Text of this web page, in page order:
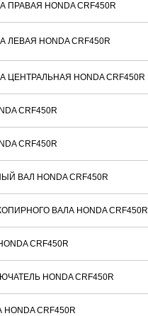
ПРАВАЯ HONDA CRF450R
ЛЕВАЯ HONDA CRF450R
ЦЕНТРАЛЬНАЯ HONDA CRF450R
CRF450R
CRF450R
ВАЛ HONDA CRF450R
ВАЛА HONDA CRF450R
CRF450R
HONDA CRF450R
CRF450R